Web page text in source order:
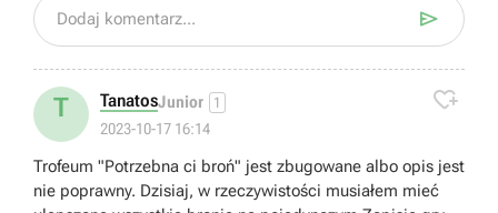
Dodaj komentarz... 
T TanatosJunior 1
2023-10-17 16:14

Trofeum "Potrzebna ci broń" jest zbugowane albo opis jest
nie poprawny. Dzisiaj, w rzeczywistości musiałem mieć